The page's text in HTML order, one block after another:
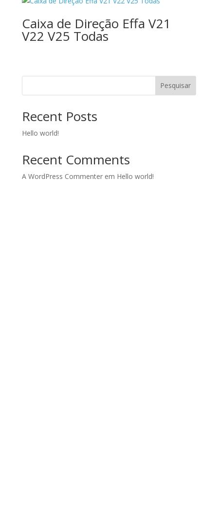
Caixa de Direção Effa V21
V22 V25 Todas
Pesquisar
Recent Posts
Hello world!
Recent Comments
A WordPress Commenterem Hello world!